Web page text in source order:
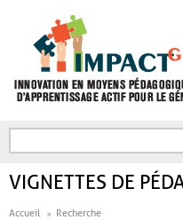
FORMULAIRE DE
VIGNETTES DE
Accueil Recherche